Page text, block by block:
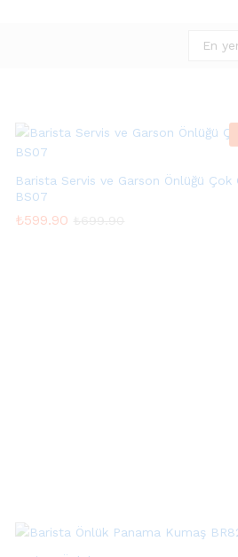
En
Barista Servis ve Garson Önlüğü Çok
BS07
₺599.90
₺599.90